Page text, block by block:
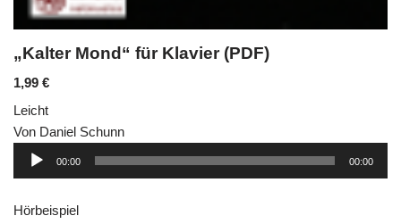
„Kalter Mond“ für Klavier (PDF)
1,99 €
Leicht
Von Daniel Schunn
Audio-
00:00 00:00
Hörbeispiel